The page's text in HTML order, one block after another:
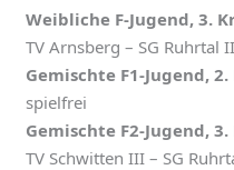
Weibliche F-Jugend, 3.
TV Arnsberg – SG Ruhrtal
Gemischte F1-Jugend,
spielfrei
Gemischte F2-Jugend,
TV Schwitten III – SG